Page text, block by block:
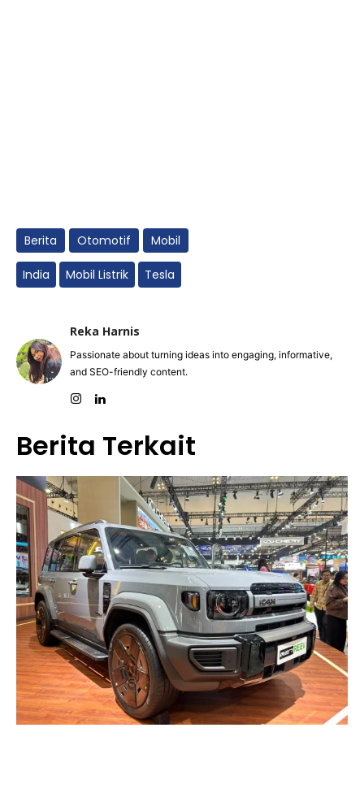
Berita Otomotif Mobil
India Mobil Listrik Tesla
Reka Harnis
Passionate about turning ideas into engaging, informative,
and SEO-friendly content.
Berita Terkait